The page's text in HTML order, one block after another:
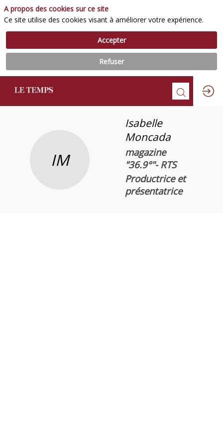
IM
Isabelle
Moncada
magazine
"36.9°"- RTS
Productrice et
présentatrice
A propos des cookies sur ce site
Ce site utilise des cookies visant à améliorer votre expérience.
Accepter
Refuser